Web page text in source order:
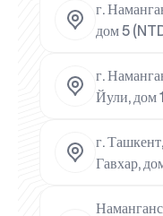
г.
дом 5
г.
Йули, дом
г.
Гавхар,